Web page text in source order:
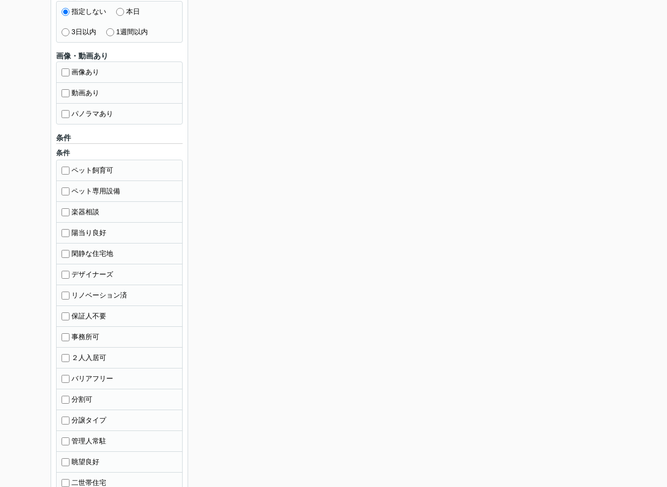
指定しない 本日
3日以内 1週間以内
画像・動画あり
画像あり
動画あり
パノラマあり
条件
条件
ペット飼育可
ペット専用設備
楽器相談
陽当り良好
閑静な住宅地
デザイナーズ
リノベーション済
保証人不要
事務所可
２人入居可
バリアフリー
分割可
分譲タイプ
管理人常駐
眺望良好
二世帯住宅